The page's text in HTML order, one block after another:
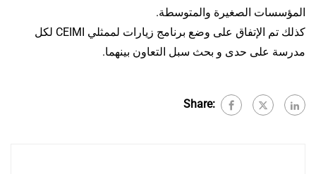
المؤسسات الصغيرة والمتوسطة.
كذلك تم الإتفاق على وضع برنامج زيارات لممثلي CEIMI لكل
مدرسة على حدى و بحث سبل التعاون بينهما.
Share: